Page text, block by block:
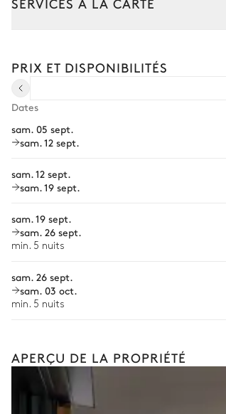
Courses livrées avant l'arrivée
Chef à domicile
Bien-être à domicile
Location de vélo
Sports nautiques
Visites guidées et excursions
PRIX ET DISPONIBILITÉS
Dates
sam. 05 sept.
sam. 12 sept.
sam. 12 sept.
sam. 19 sept.
sam. 19 sept.
sam. 26 sept.
min. 5 nuits
sam. 26 sept.
sam. 03 oct.
min. 5 nuits
APERÇU DE LA PROPRIÉTÉ